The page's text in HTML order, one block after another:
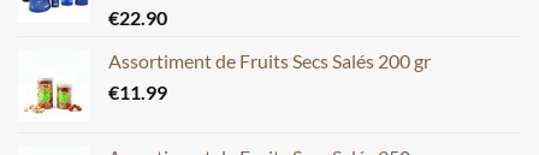
€22.90
Assortiment de Fruits Secs Salés 200 gr
€11.99